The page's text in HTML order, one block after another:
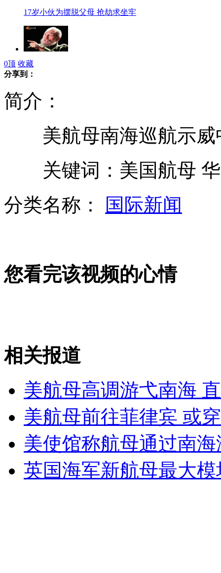
17岁小伙为摆脱父母 抢劫求坐牢
卡斯特罗在哈瓦那酒店公开露面
2013国考三百职位目前无人问津
杨坤32场个唱演出商不敢接
女孩北京地铁殴打老人 痛下狠手拳打脚踢
无痛分娩是否安全 医生回应
外交部：反对强权政治霸凌主义
0顶 收藏
分享到：
简介：
美航母南海巡航示威
关键词：美国航母 华
分类名称：
国际新闻
您看完该视频的心情
相关报道
美航母高调游弋南海
美航母前往菲律宾 或
美使馆称航母通过南
英国海军新航母最大